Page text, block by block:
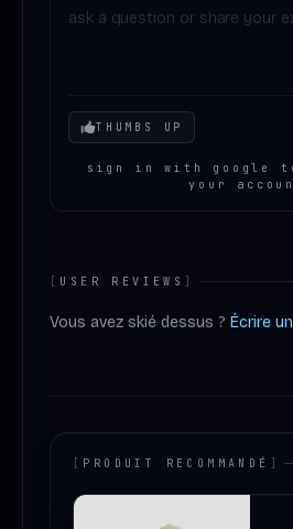
Your mood
THUMBS UP
sign in with google
your
[ USER REVIEWS ]
Vous avez skié dessus ? Écrire
[ PRODUIT RECOMMANDÉ ]